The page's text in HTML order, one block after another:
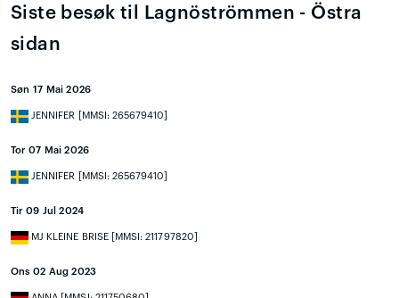
Siste besøk til Lagnöströmmen - Östra
sidan
Søn 17 Mai 2026
JENNIFER [MMSI: 265679410]
Tor 07 Mai 2026
JENNIFER [MMSI: 265679410]
Tir 09 Jul 2024
MJ KLEINE BRISE [MMSI: 211797820]
Ons 02 Aug 2023